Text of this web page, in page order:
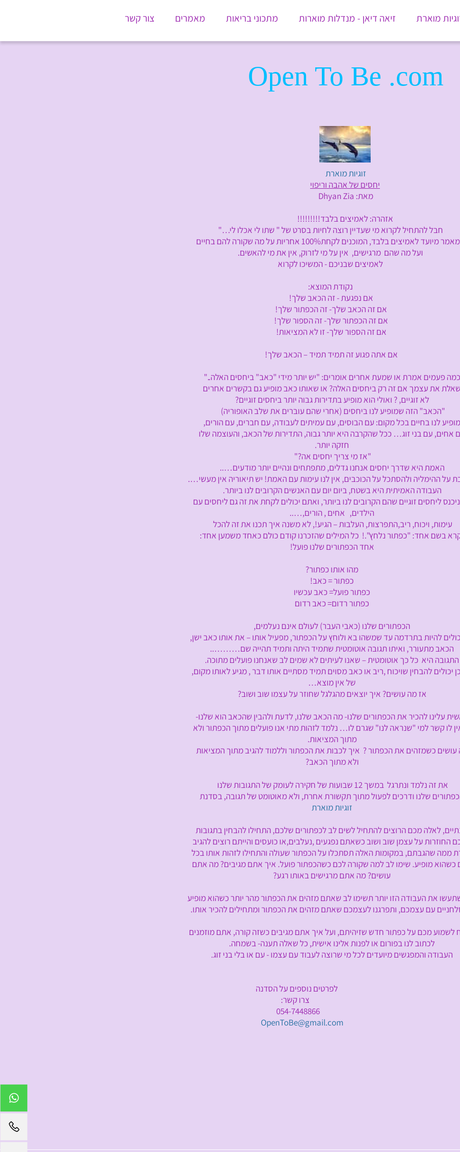
מוארת זיאה דיאן - מנדלות מוארות מתכוני בריאות מאמרים צור קשר
Open To Be .com
זוגיות מוארת
יחסים של אהבה וריפוי
מאת: Dhyan Zia
אזהרה: לאמיצים בלבד!!!!!!!!!
להתחיל לקרוא מי שעדיין רוצה לחיות בסרט של " שתו לי אכלו לי…"
בלבד, המוכנים לקחת100% אחריות על מה שקורה להם בחיים
ועל מה שהם מרגישים, אין על מי לזרוק, אין את מי להאשים.
לאמיצים שבניכם - המשיכו לקרוא
נקודת המוצא:
אם נפגעת - זה הכאב שלך!
אם זה הכאב שלך- זה הכפתורשלך!
אם זה הכפתור שלך- זה הספורשלך!
אם זה הספור שלך- זו לא המציאות!
אם אתה פגוע זה תמיד תמיד – הכאב שלך!
אמרת או שמעת אחרים אומרים: "יש יותר מידי "כאב" ביחסים האלה.."
עצמך אם זה רק ביחסים האלה? או שאותו כאב מופיע גם בקשרים אחרים
לא זוגיים, ? ואולי הוא מופיע בתדירות גבוה יותר ביחסים זוגיים?
הזה שמופיע לנו ביחסים (אחרי שהם עוברים את שלב האופוריה)
לנו בחיים בכל מקום: עם הבוסים, עם עמיתים לעבודה, עם חברים, עם הורים,
עם בני זוג… ככל שהקרבה היא יותר גבוה, התדירות של הכאב, והעוצמה שלו
חזקה יותר.
"אז מי צריך יחסים אה?"
היא שדרך יחסים אנחנו גדלים, מתפתחים ונהיים יותר מודעים…..
ולהסתכל על הכוכבים, אין לנו עימות עם האמת! יש תיאוריה אין מעשי….
האמיתית היא בשטח, ביום יום עם האנשים הקרובים לנו ביותר.
זוגיים שהם הקרובים לנו ביותר, ואתם יכולים לקחת את זה גם ליחסים עם
הילדים, אחים , הורים,…..
עימות, ויכוח, ריב,התפרצות, העלבות – הגיע!, לא משנה איך תכנו את זה להכל
אחד: "כפתור נלחץ".! כל המילים שהזכרנו קודם כולם כאחד משמען אחד:
אחד הכפתורים שלנו פועל!
מהו אותו כפתור?
כפתור = כאב!
כפתור פועל= כאב עכשיו
כפתור רדום= כאב רדום
הכפתורים שלנו (כאבי העבר) לעולם אינם נעלמים,
להיות בתרדמה עד שמשהו בא ולוחץ על הכפתור, מפעיל אותו – את אותו כאב ישן,
מתעורר, ואיתו תגובה אוטומטית שתמיד היתה ותמיד תהייה שם………..
היא כל כך אוטומטית – שאנו לעיתים לא שמים לב שאנחנו פועלים מתוכה.
להבחין שויכוח ,ריב או כאב מסוים תמיד מסתיים אותו דבר , מגיע לאותו מקום,
של אין מוצא…
אז מה עושים? איך יוצאים מהגלגל שחוזר על עצמו שוב ושוב?
להכיר את הכפתורים שלנו- מה הכאב שלנו, לדעת ולהבין שהכאב הוא שלנו-
למי "שנראה לנו" שגרם לו… נלמד לזהות מתי אנו פועלים מתוך הכפתור ולא
מתוך המציאות.
כשמזהים את הכפתור ? איך לכבות את הכפתור וללמוד להגיב מתוך המציאות
ולא מתוך הכאב?
ונתרגל במשך 12 שבועות של חקירה לעומק של התגובות שלנו
שלנו ודרכים לפעול מתוך תקשורת אחרת, ולא מאוטומט של תגובה, בסדנת
זוגיות מוארת
לאלה מכם הרוצים להתחיל לשים לב לכפתורים שלכם, התחילו להבחין בתגובות
על עצמן שוב ושוב כשאתם נפגעים ,נעלבים,או כועסים והייתם רוצים להגיב
במקומות האלה תסתכלו על הכפתור שעולה והתחילו לזהות אותו בכל
מופיע. שימו לב למה שקורה לכם כשהכפתור פועל. איך אתם מגיבים? מה אתם
עושים? מה אתם מרגישים באותו רגע?
העבודה הזו יותר תשימו לב שאתם מזהים את הכפתור מהר יותר כשהוא מופיע
עם עצמכם, ותפרגנו לעצמכם שאתם מזהים את הכפתור ומתחילים להכיר אותו.
מכם על כפתור חדש שזיהיתם, ועל איך אתם מגיבים כשזה קורה, אתם מוזמנים
לכתוב לנו בפורום או לפנות אלינו אישית, כל שאלה תענה- בשמחה.
והמפגשים מיועדים לכל מי שרוצה לעבוד עם עצמו - עם או בלי בני זוג.
לפרטים נוספים על הסדנה
צרו קשר:
OpenToBe@gmail.com